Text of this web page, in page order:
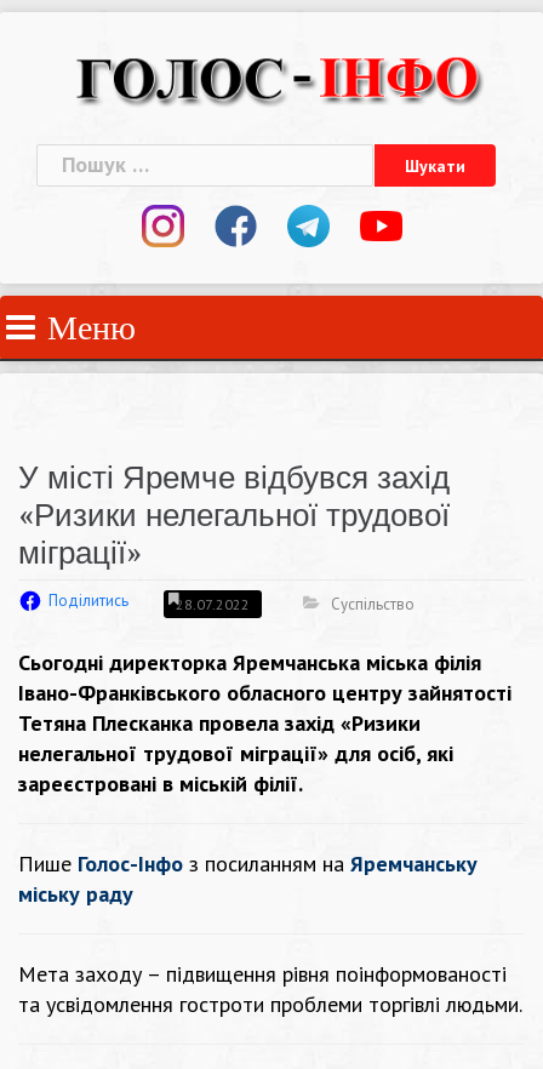
Пошук:
Меню
У місті Яремче відбувся захід
«Ризики нелегальної трудової
міграції»
Поділитись 28.07.2022 Суспільство
Сьогодні директорка Яремчанська міська філія
Івано-Франківського обласного центру зайнятості
Тетяна Плесканка провела захід «Ризики
нелегальної трудової міграції» для осіб, які
зареєстровані в міській філії.
Пише Голос-Інфо з посиланням на Яремчанську
міську раду
Мета заходу – підвищення рівня поінформованості
та усвідомлення гостроти проблеми торгівлі людьми.